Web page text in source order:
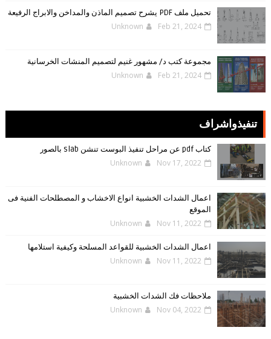
تحميل ملف PDF يشرح تصميم الماذن والمداخن والابراج الرفيعة
Unknown Feb 21, 2024
مجموعة كتب د/ مشهور غنيم لتصميم المنشات الخرسانية
Unknown Feb 21, 2024
تنفيذواشراف
كتاب pdf عن مراحل تنفيذ البوست تنشن slab بالصور
Unknown Nov 17, 2022
اعمال الشدات الخشبية انواع الاخشاب و المصطلحات الفنية فى
الموقع
Unknown Nov 11, 2022
اعمال الشدات الخشبية للقواعد المسلحة وكيفية استلامها
Unknown Nov 11, 2022
ملاحظات فك الشدات الخشبية
Unknown Nov 04, 2022